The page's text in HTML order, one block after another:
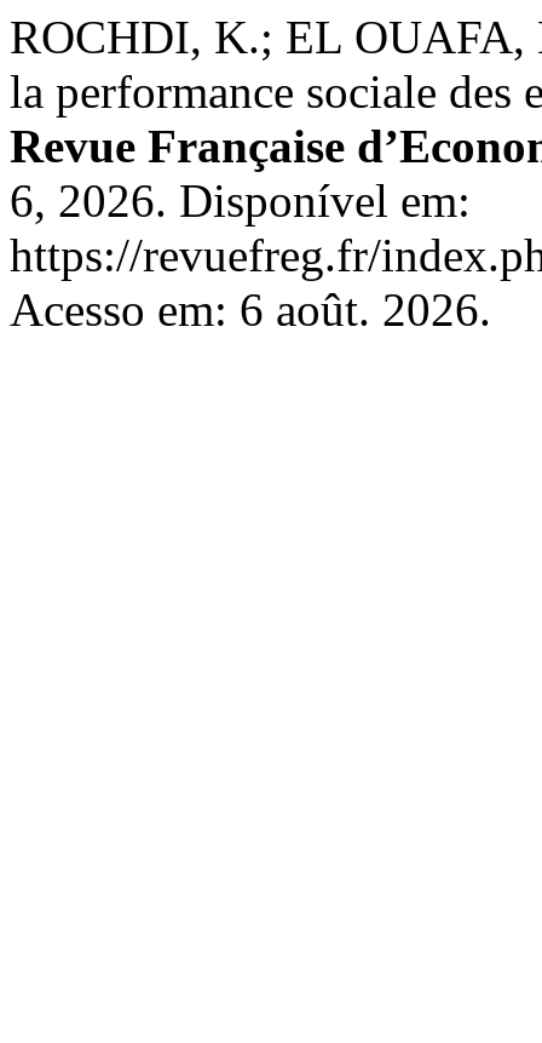
ROCHDI, K.; EL OUAFA,
la performance sociale des
Revue Française
6, 2026. Disponível em:
https://revuefreg.fr/
Acesso em: 6 août. 2026.